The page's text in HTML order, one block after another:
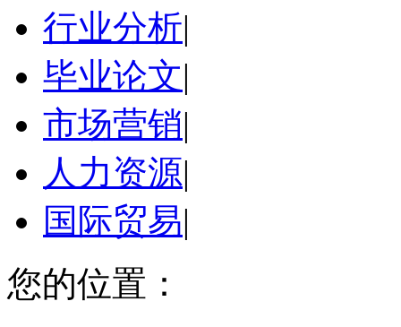
行业分析|
毕业论文|
市场营销|
人力资源|
国际贸易|
您的位置：